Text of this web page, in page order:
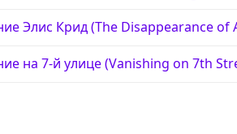
Элис Крид (The Disappearance of
на 7-й улице (Vanishing on 7th